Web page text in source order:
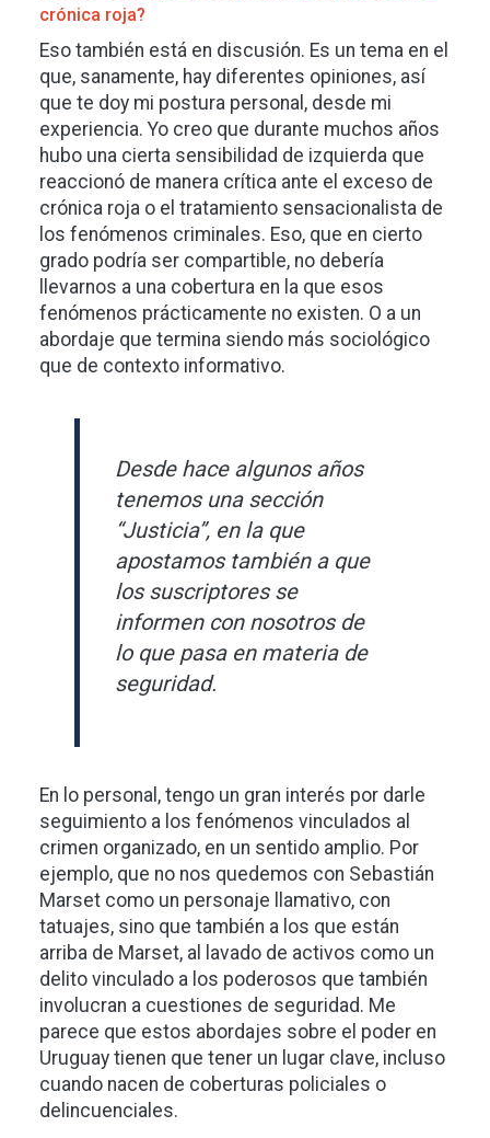
crónica roja?
Eso también está en discusión. Es un tema en el
que, sanamente, hay diferentes opiniones, así
que te doy mi postura personal, desde mi
experiencia. Yo creo que durante muchos años
hubo una cierta sensibilidad de izquierda que
reaccionó de manera crítica ante el exceso de
crónica roja o el tratamiento sensacionalista de
los fenómenos criminales. Eso, que en cierto
grado podría ser compartible, no debería
llevarnos a una cobertura en la que esos
fenómenos prácticamente no existen. O a un
abordaje que termina siendo más sociológico
que de contexto informativo.
Desde hace algunos años
tenemos una sección
“Justicia”, en la que
apostamos también a que
los suscriptores se
informen con nosotros de
lo que pasa en materia de
seguridad.
En lo personal, tengo un gran interés por darle
seguimiento a los fenómenos vinculados al
crimen organizado, en un sentido amplio. Por
ejemplo, que no nos quedemos con Sebastián
Marset como un personaje llamativo, con
tatuajes, sino que también a los que están
arriba de Marset, al lavado de activos como un
delito vinculado a los poderosos que también
involucran a cuestiones de seguridad. Me
parece que estos abordajes sobre el poder en
Uruguay tienen que tener un lugar clave, incluso
cuando nacen de coberturas policiales o
delincuenciales.